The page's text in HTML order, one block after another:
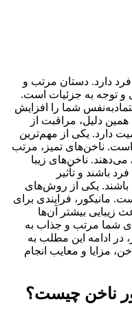
فرد دارد. دستان مرتب و
توجه به جزئیات است.
شما را افزایش
همین دلیل، مراقبت از
دارد. یکی از مهم‌ترین
است. ناخن‌های تمیز، مرتب
ناخن‌های زیبا
باشند و تأثیر
باشند. یکی از روش‌های
مانیکور، فرایندی برای
زیبایی بیشتر آن‌ها
شما مرتب و جذاب به
در ادامه این مطلب به
مزایا و معایب انجام
ناخن چیست؟